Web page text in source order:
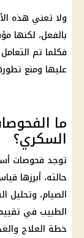
ولا تعني هذه
بالفعل، لكنها
فكلما تم
عليها ومنع
ما
السكري؟
توجد فحوصات
حالته، أبرزها
الصيام،
الطبيب في
خطة العلاج